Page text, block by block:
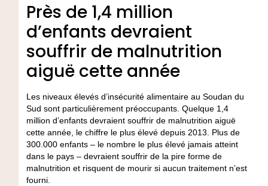
Près de 1,4 million
d’enfants devraient
souffrir de malnutrition
aiguë cette année
Les niveaux élevés d’insécurité alimentaire au Soudan du
Sud sont particulièrement préoccupants. Quelque 1,4
million d’enfants devraient souffrir de malnutrition aiguë
cette année, le chiffre le plus élevé depuis 2013. Plus de
300.000 enfants – le nombre le plus élevé jamais atteint
dans le pays – devraient souffrir de la pire forme de
malnutrition et risquent de mourir si aucun traitement n’est
fourni.